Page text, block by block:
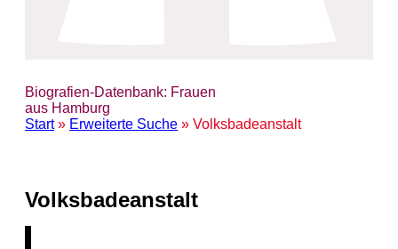
Biografien-Datenbank: Frauen
aus Hamburg
Start» Erweiterte Suche » Volksbadeanstalt
Volksbadeanstalt